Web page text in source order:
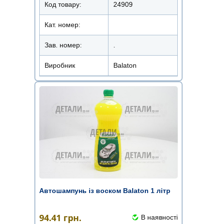
Код товару: 24909
Кат. номер:
Зав. номер:
Виробник Balaton
Автошампунь із воском Balaton 1 літр
94.41 грн. В наявності